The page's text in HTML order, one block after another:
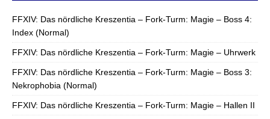
FFXIV: Das nördliche Kreszentia – Fork-Turm: Magie – Boss 4:
Index (Normal)
FFXIV: Das nördliche Kreszentia – Fork-Turm: Magie – Uhrwerk
FFXIV: Das nördliche Kreszentia – Fork-Turm: Magie – Boss 3:
Nekrophobia (Normal)
FFXIV: Das nördliche Kreszentia – Fork-Turm: Magie – Hallen II